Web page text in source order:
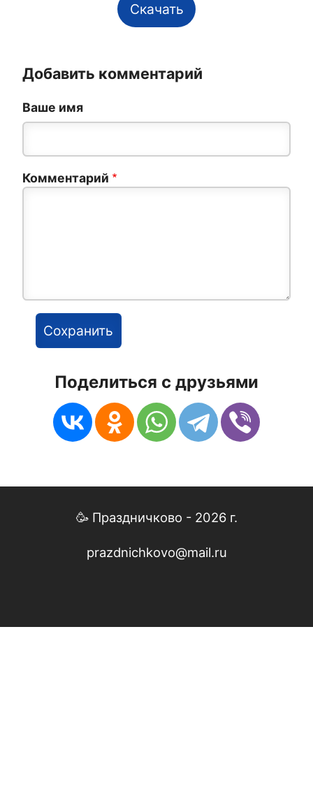
Скачать
Добавить комментарий
Ваше имя
Комментарий
Поделиться с друзьями
🥳 Праздничково - 2026 г.
prazdnichkovo@mail.ru